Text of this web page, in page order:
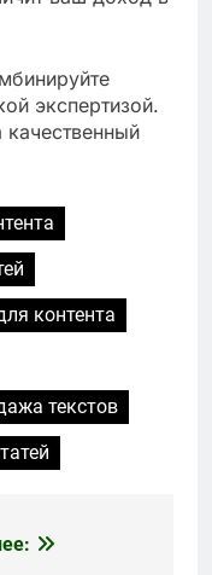
экспертизой.
качественный
контента
текстов